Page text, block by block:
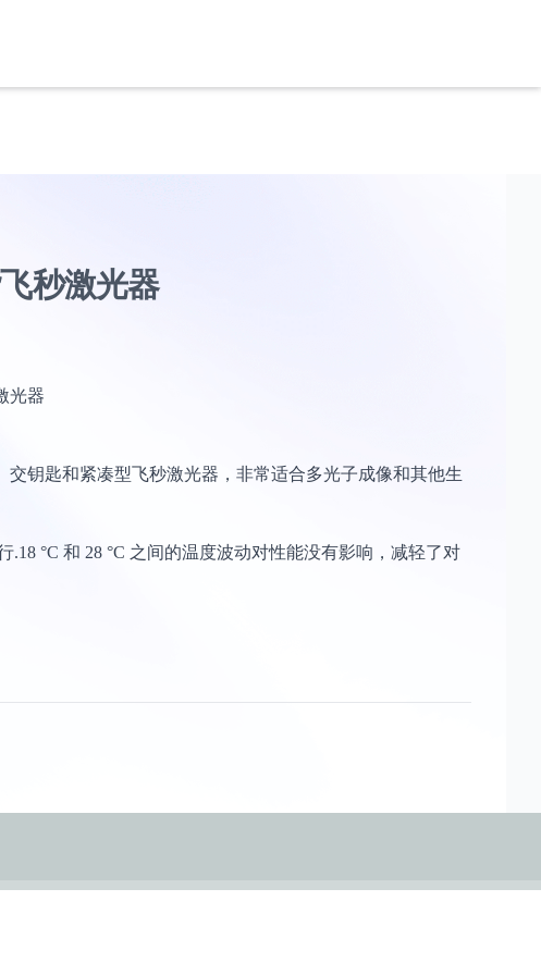
秒激光器
光器
交钥匙和紧凑型飞秒激光器，非常适合多光子成像和其他生
.18 °C 和 28 °C 之间的温度波动对性能没有影响，减轻了对